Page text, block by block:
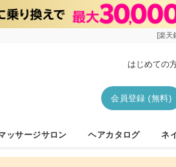
[楽天
はじめての
会員登録 (無料)
ッサージサロン ヘアカタログ ネ